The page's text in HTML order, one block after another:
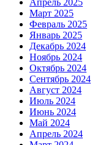
Март 2025
Февраль 2025
Январь 2025
Декабрь 2024
Ноябрь 2024
Октябрь 2024
Сентябрь 2024
Август 2024
Июль 2024
Июнь 2024
Май 2024
Апрель 2024